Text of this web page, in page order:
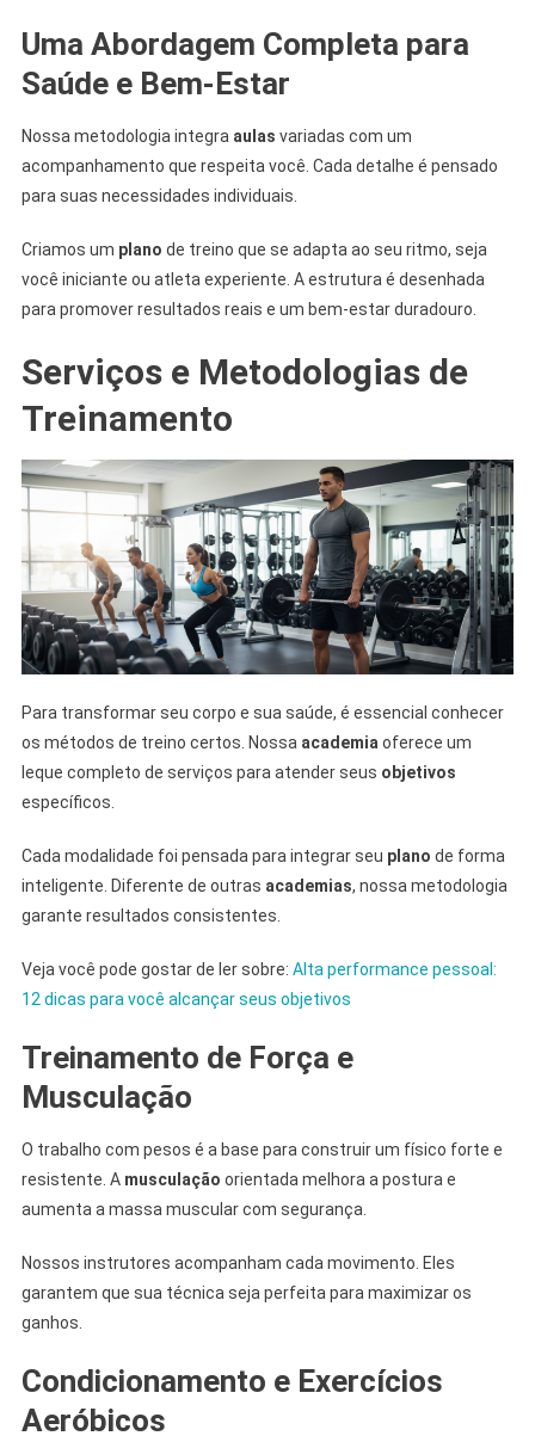
Uma Abordagem Completa para
Saúde e Bem-Estar
Nossa metodologia integra aulas variadas com um
acompanhamento que respeita você. Cada detalhe é pensado
para suas necessidades individuais.
Criamos um plano de treino que se adapta ao seu ritmo, seja
você iniciante ou atleta experiente. A estrutura é desenhada
para promover resultados reais e um bem-estar duradouro.
Serviços e Metodologias de
Treinamento
Para transformar seu corpo e sua saúde, é essencial conhecer
os métodos de treino certos. Nossa academiaoferece um
leque completo de serviços para atender seus objetivos
específicos.
Cada modalidade foi pensada para integrar seu plano de forma
inteligente. Diferente de outras academias, nossa metodologia
garante resultados consistentes.
Veja você pode gostar de ler sobre: Alta performance pessoal:
12 dicas para você alcançar seus objetivos
Treinamento de Força e
Musculação
O trabalho com pesos é a base para construir um físico forte e
resistente. A musculação orientada melhora a postura e
aumenta a massa muscular com segurança.
Nossos instrutores acompanham cada movimento. Eles
garantem que sua técnica seja perfeita para maximizar os
ganhos.
Condicionamento e Exercícios
Aeróbicos